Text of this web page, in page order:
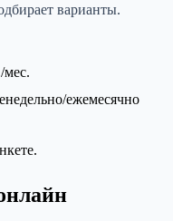
варианты.
мес.
ежемесячно